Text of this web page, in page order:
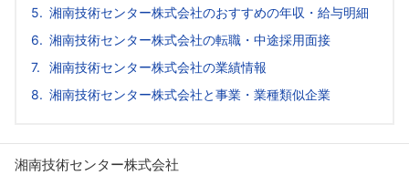
湘南技術センター株式会社のおすすめの年収・給与明細
湘南技術センター株式会社の転職・中途採用面接
湘南技術センター株式会社の業績情報
湘南技術センター株式会社と事業・業種類似企業
湘南技術センター株式会社